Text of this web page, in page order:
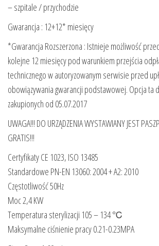
– szpitale / przychodzie
Gwarancja : 12+12* miesięcy
*Gwarancja Rozszerzona : Istnieje możliwość
kolejne 12 miesięcy pod warunkiem przejścia
technicznego w autoryzowanym serwisie przed
obowiązywania gwarancji podstawowej. Opcja ta
zakupionych od 05.07.2017
UWAGA!!! DO URZĄDZENIA WYSTAWIANY JEST
GRATIS!!!
Certyfikaty CE 1023, ISO 13485
Standardowe PN-EN 13060: 2004 + A2: 2010
Częstotliwość 50Hz
Moc 2,4 KW
Temperatura sterylizacji 105 – 134 ℃
Maksymalne ciśnienie pracy 0.21-0.23MPA